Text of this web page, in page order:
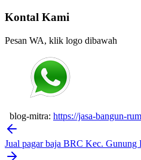
Kontal Kami
Pesan WA, klik logo dibawah
blog-mitra: https://jasa-bangun-
Post
navigation
Jual pagar baja BRC Kec. Gunung